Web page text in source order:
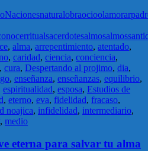
Nacionesnaturalobraocioolamorar
ritualsacerdotesalmosalmos
, alma, arrepentimiento, atentado,
, caridad, ciencia, conciencia,
, cura, Despertando al projimo, dia,
, enseñanza, enseñanzas, equilibrio,
espiritualidad, esposa, Estudios de
, eterno, eva, fidelidad, fracaso,
noajica, infidelidad, intermediario,
, medio
eterna para salvar tu alma